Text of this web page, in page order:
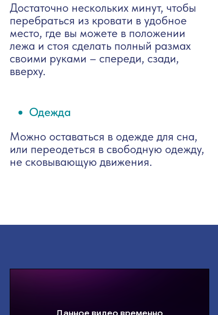
Достаточно нескольких минут, чтобы
перебраться из кровати в удобное
место, где вы можете в положении
лежа и стоя сделать полный размах
своими руками – спереди, сзади,
вверху.
Одежда
Можно оставаться в одежде для сна,
или переодеться в свободную одежду,
не сковывающую движения.